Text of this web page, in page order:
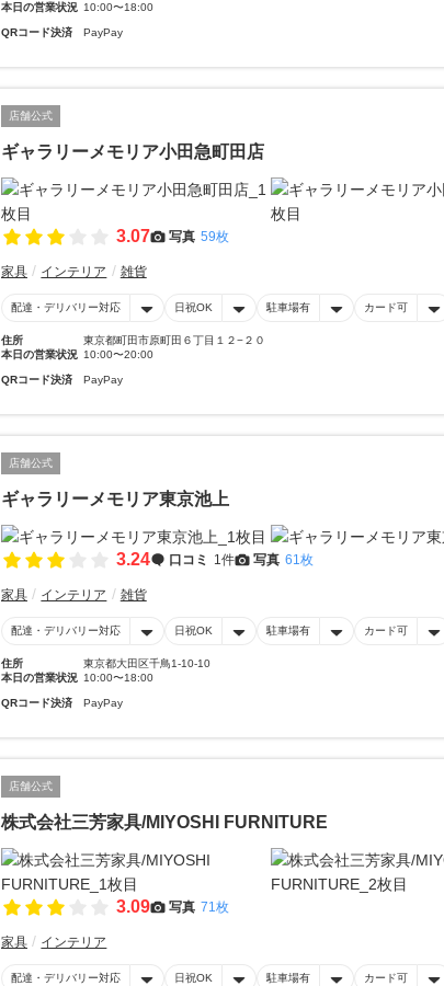
本日の営業状況 10:00〜18:00
QRコード決済 PayPay
店舗公式
ギャラリーメモリア小田急町田店
3.07 写真 59枚
家具 インテリア 雑貨
配達・デリバリー対応 日祝OK 駐車場有 カード可
住所
東京都町田市原町田６丁目１２−２０
本日の営業状況 10:00〜20:00
QRコード決済 PayPay
店舗公式
ギャラリーメモリア東京池上
3.24 口コミ 1件 写真 61枚
家具 インテリア 雑貨
配達・デリバリー対応 日祝OK 駐車場有 カード可
住所
東京都大田区千鳥1-10-10
本日の営業状況 10:00〜18:00
QRコード決済 PayPay
店舗公式
株式会社三芳家具/MIYOSHI FURNITURE
3.09 写真 71枚
家具 インテリア
配達・デリバリー対応 日祝OK 駐車場有 カード可